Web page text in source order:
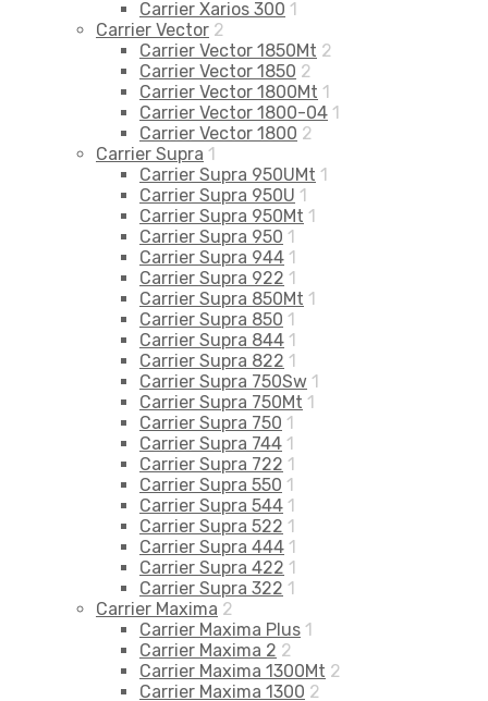
Carrier Xarios 300 1
Carrier Vector 2
Carrier Vector 1850Mt 2
Carrier Vector 1850 2
Carrier Vector 1800Mt 1
Carrier Vector 1800-04 1
Carrier Vector 1800 2
Carrier Supra 1
Carrier Supra 950UMt 1
Carrier Supra 950U 1
Carrier Supra 950Mt 1
Carrier Supra 950 1
Carrier Supra 944 1
Carrier Supra 922 1
Carrier Supra 850Mt 1
Carrier Supra 850 1
Carrier Supra 844 1
Carrier Supra 822 1
Carrier Supra 750Sw 1
Carrier Supra 750Mt 1
Carrier Supra 750 1
Carrier Supra 744 1
Carrier Supra 722 1
Carrier Supra 550 1
Carrier Supra 544 1
Carrier Supra 522 1
Carrier Supra 444 1
Carrier Supra 422 1
Carrier Supra 322 1
Carrier Maxima 2
Carrier Maxima Plus 1
Carrier Maxima 2 2
Carrier Maxima 1300Mt 2
Carrier Maxima 1300 2